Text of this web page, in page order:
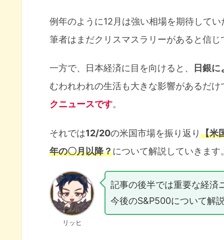
例年のように12月は強い相場を期待して
筆者はまだクリスマスラリーがあると信じ
一方で、日本経済に目を向けると、
日銀
むわれわれの生活も大きな影響があるだけ
クニュースです。
それでは12/20の米国市場を振り返り【米
年の〇月以降？について解説していきます
リッヒ
記事の後半では重要な経済
今後のS&P500について解